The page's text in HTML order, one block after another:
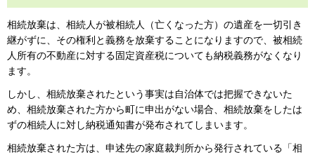
相続放棄は、相続人が被相続人（亡くなった方）の遺産を一切引き
継がずに、その権利と義務を放棄することになりますので、被相続
人所有の不動産に対する固定資産税についても納税義務がなくなり
ます。
しかし、相続放棄されたという事実は自治体では把握できないた
め、相続放棄された方から町に申出がない場合、相続放棄をしたは
ずの相続人に対し納税通知書が発布されてしまいます。
相続放棄された方は、申述先の家庭裁判所から発行されている「相